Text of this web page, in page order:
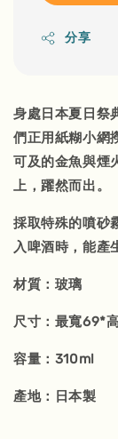
分享
身處日本夏日祭
們正用紙糊小網
可及的金魚與煙
上，躍然而出。
採取特殊的噴砂
入啤酒時，能產
材質：玻璃
尺寸：最寬69*
容量：310ml
產地：日本製